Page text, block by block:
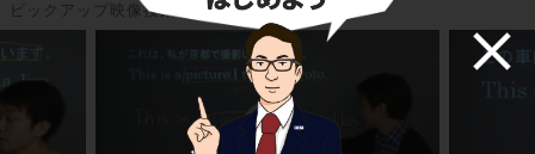
ピックアップ映像授業